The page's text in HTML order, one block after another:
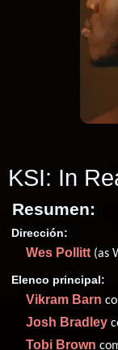
KSI: In
Resumen:
Dirección:
Wes Pollitt(as
Elenco principal:
Vikram Barn
Josh Bradley
Tobi Brown